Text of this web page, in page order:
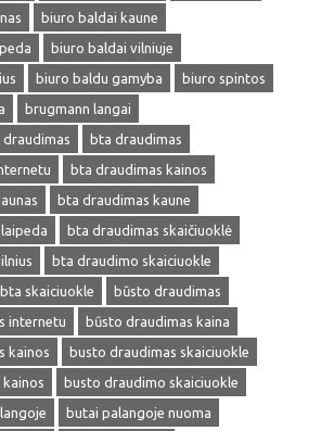
biuro baldai kaune
biuro baldai vilniuje
biuro baldu gamyba
biuro spintos
brugmann langai
bta draudimas
bta draudimas kainos
bta draudimas kaune
bta draudimas skaičiuoklė
bta draudimo skaiciuokle
bta skaiciuokle
būsto draudimas
internetu
būsto draudimas kaina
kainos
busto draudimas skaiciuokle
busto draudimo skaiciuokle
butai palangoje nuoma